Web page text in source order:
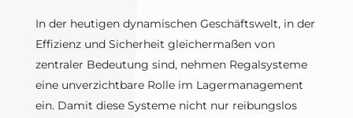
In der heutigen dynamischen Geschäftswelt, in der
Effizienz und Sicherheit gleichermaßen von
zentraler Bedeutung sind, nehmen Regalsysteme
eine unverzichtbare Rolle im Lagermanagement
ein. Damit diese Systeme nicht nur reibungslos